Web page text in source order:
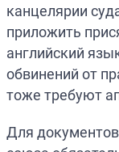
канцелярии
приложить
английский
обвинений от
тоже требуют
Для документов